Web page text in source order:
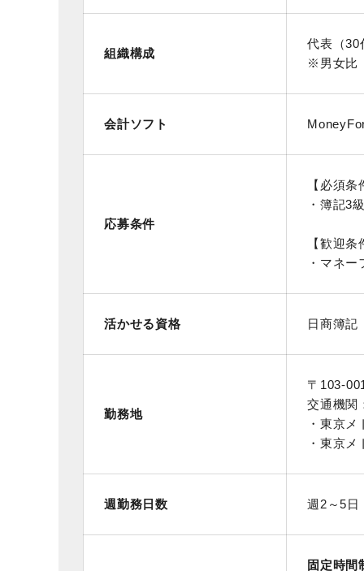
組織構成
代表（30
※男女
会計ソフト
応募条件
【必須条
・簿記3
【歓迎条
・マネ
活かせる資格 日商簿
勤務地
〒103-
交通機関
・東京
・東京
週勤務日数 週2～5日
固定時間